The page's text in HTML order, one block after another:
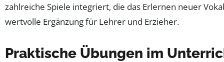
zahlreiche Spiele integriert, die das Erlernen neuer
wertvolle Ergänzung für Lehrer und Erzieher.
Praktische Übungen im